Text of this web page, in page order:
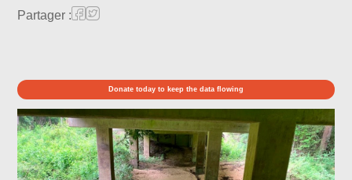
Partager :
Donate today to keep the data flowing